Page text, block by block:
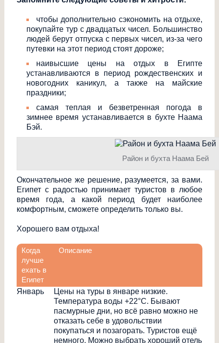
чтобы дополнительно сэкономить на отдыхе,
покупайте тур с двадцатых чисел. Большинство
людей берут отпуска с первых чисел, из-за чего
путевки на этот период стоят дороже;
наивысшие цены на отдых в Египте
устанавливаются в период рождественских и
новогодних каникул, а также на майские
праздники;
самая теплая и безветренная погода в
зимнее время устанавливается в бухте Наама
Бэй.
Район и бухта Наама Бей
Окончательное же решение, разумеется, за вами.
Египет с радостью принимает туристов в любое
время года, а какой период будет наиболее
комфортным, сможете определить только вы.
Хорошего вам отдыха!
Когда
лучше
ехать в
Египет
Описание
Январь
Цены на туры в январе низкие.
Температура воды +22°С. Бывают
пасмурные дни, но всё равно можно не
отказать себе в удовольствии
покупаться и позагорать. Туристов ещё
немного. Можно выбрать хороший отель